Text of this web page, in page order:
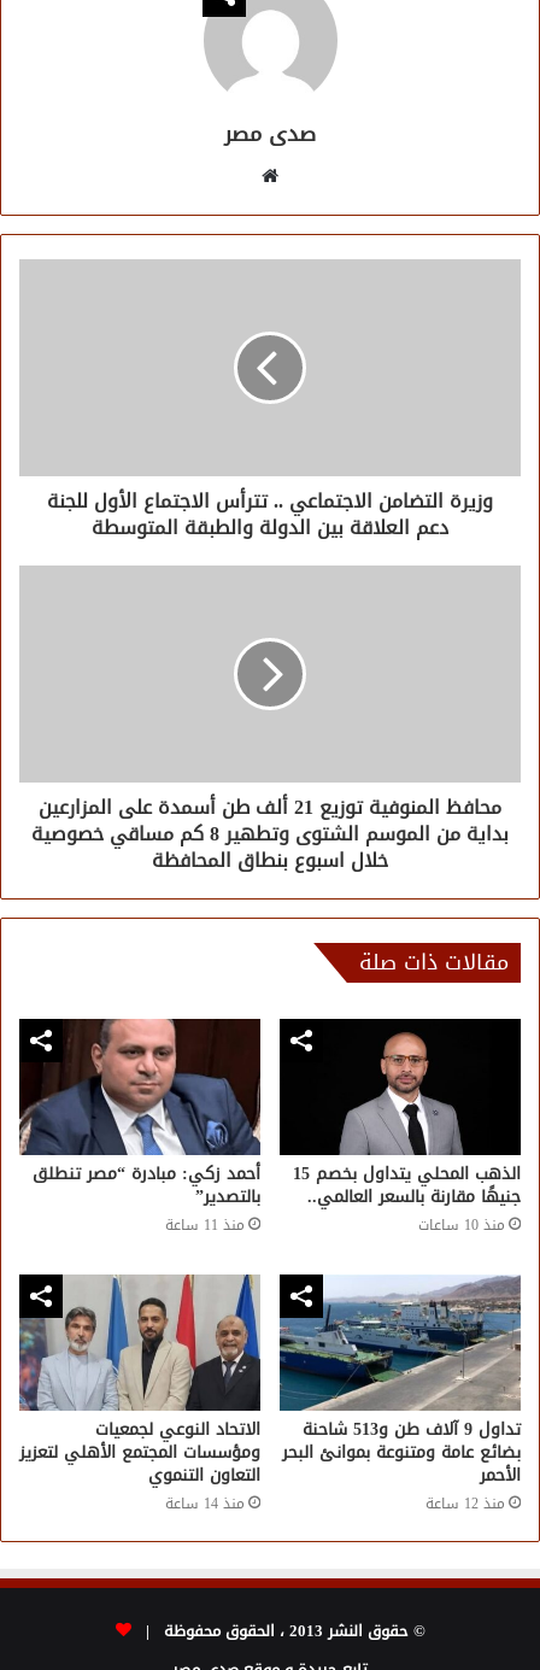
صدى مصر
وزيرة التضامن الاجتماعي .. تترأس الاجتماع الأول للجنة
دعم العلاقة بين الدولة والطبقة المتوسطة
محافظ المنوفية توزيع 21 ألف طن أسمدة على المزارعين
بداية من الموسم الشتوى وتطهير 8 كم مساقي خصوصية
خلال اسبوع بنطاق المحافظة
مقالات ذات صلة
الذهب المحلي يتداول بخصم 15
جنيهًا مقارنة بالسعر العالمي..
منذ 10 ساعات
أحمد زكي: مبادرة “مصر تنطلق
بالتصدير”
منذ 11 ساعة
تداول 9 آلاف طن و513 شاحنة
بضائع عامة ومتنوعة بموانئ البحر
الأحمر
منذ 12 ساعة
الاتحاد النوعي لجمعيات
ومؤسسات المجتمع الأهلي لتعزيز
التعاون التنموي
منذ 14 ساعة
© حقوق النشر 2013 ، الحقوق محفوظة |